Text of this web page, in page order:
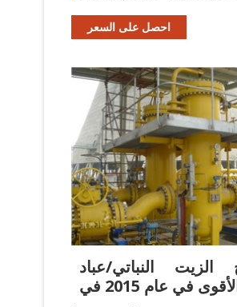
احصل على السعر
النباتي/عباد
في عام 2015 في